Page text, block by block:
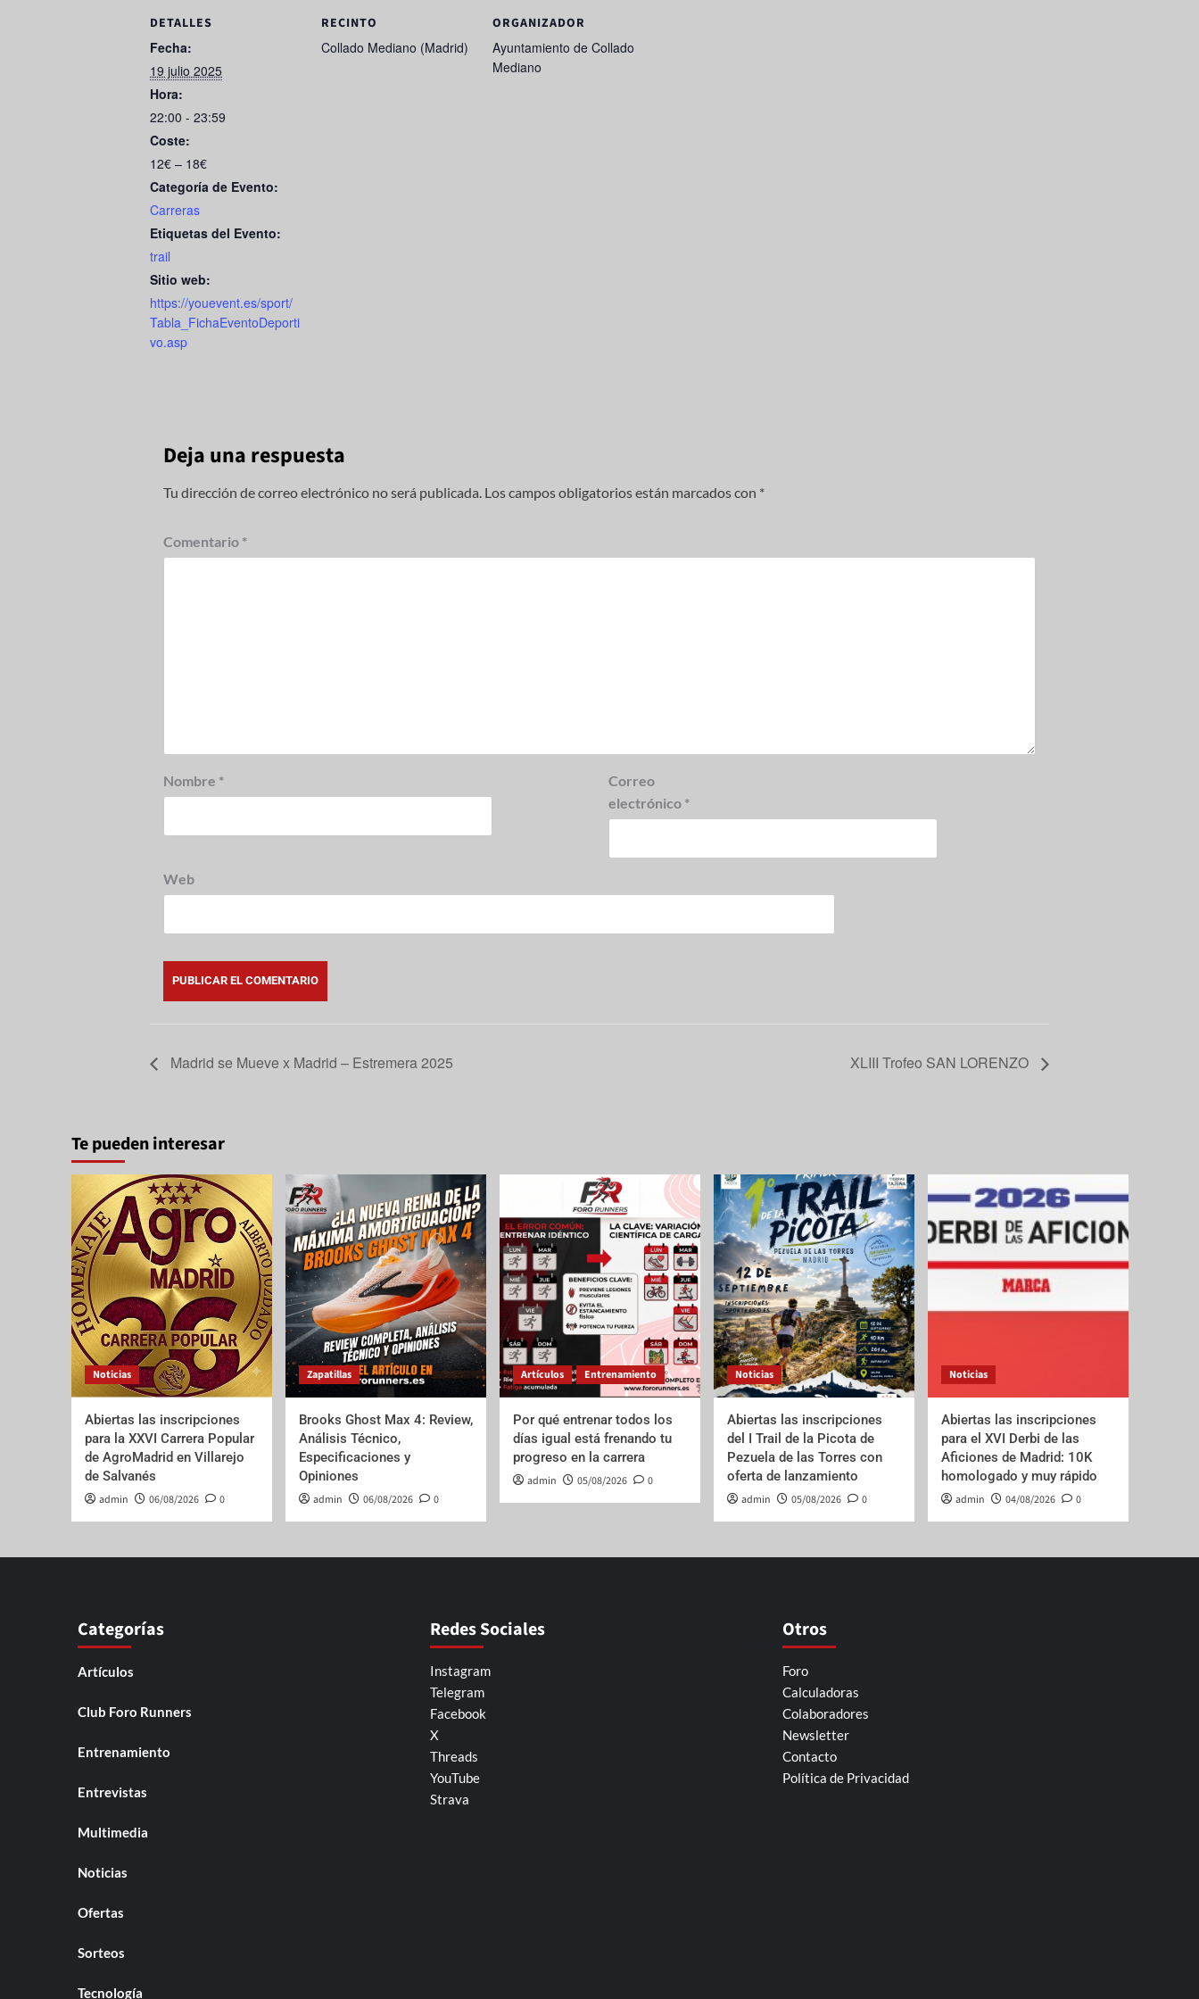
e
b
o
o
k
o
n
DETALLES
Fecha:
19 julio 2025
Hora:
22:00 - 23:59
Coste:
12€ – 18€
Categoría de Evento:
Carreras
Etiquetas del Evento:
trail
Sitio web:
https://youevent.es/sport/
Tabla_FichaEventoDeporti
vo.asp
RECINTO
Collado Mediano (Madrid)
ORGANIZADOR
Ayuntamiento de Collado
Mediano
Deja una respuesta
Tu dirección de correo electrónico no será publicada. Los campos obligatorios están marcados con *
Comentario *
Nombre *
Correo
electrónico *
Web
Madrid se Mueve x Madrid – Estremera 2025 XLIII Trofeo SAN LORENZO
Te pueden interesar
Noticias
Abiertas las inscripciones
para la XXVI Carrera Popular
de AgroMadrid en Villarejo
de Salvanés
admin 06/08/2026 0
Zapatillas
Brooks Ghost Max 4: Review,
Análisis Técnico,
Especificaciones y
Opiniones
admin 06/08/2026 0
Artículos Entrenamiento
Por qué entrenar todos los
días igual está frenando tu
progreso en la carrera
admin 05/08/2026 0
Noticias
Abiertas las inscripciones
del I Trail de la Picota de
Pezuela de las Torres con
oferta de lanzamiento
admin 05/08/2026 0
Noticias
Abiertas las inscripciones
para el XVI Derbi de las
Aficiones de Madrid: 10K
homologado y muy rápido
admin 04/08/2026 0
Categorías
Artículos
Club Foro Runners
Entrenamiento
Entrevistas
Multimedia
Noticias
Ofertas
Sorteos
Tecnología
Redes Sociales
Instagram
Telegram
Facebook
X
Threads
YouTube
Strava
Otros
Foro
Calculadoras
Colaboradores
Newsletter
Contacto
Política de Privacidad